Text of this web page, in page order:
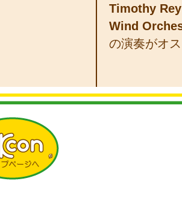
Timothy
Wind
の演奏がオ